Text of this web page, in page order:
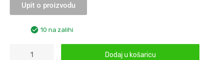
Upit o proizvodu
10 na zalihi
Dodaj u košaricu